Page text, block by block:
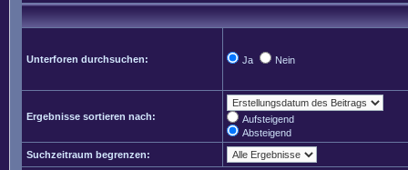
Unterforen durchsuchen: Ja Nein
Ergebnisse sortieren nach:
Aufsteigend
Absteigend
Suchzeitraum begrenzen: